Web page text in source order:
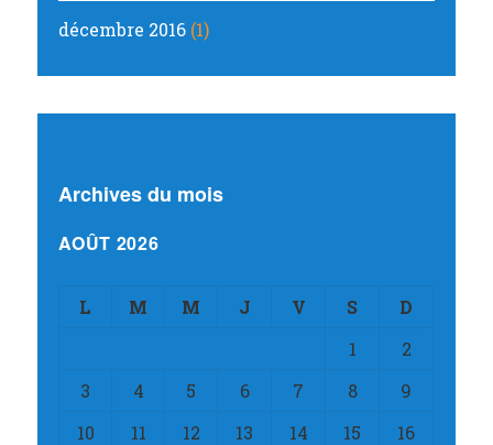
décembre 2016 (1)
Archives du mois
AOÛT 2026
L M M J V S
D
1
2
3
4 5 6 7 8
9
10
11 12 13 14 15
16